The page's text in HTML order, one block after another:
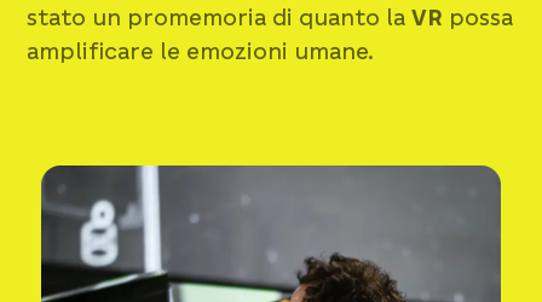
stato un promemoria di quanto laVR possa
amplificare le emozioni umane.